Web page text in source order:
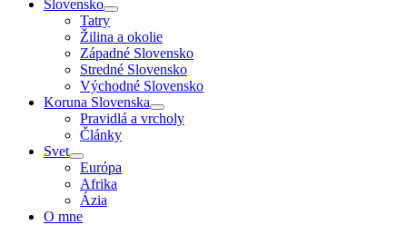
Slovensko
Tatry
Žilina a okolie
Západné Slovensko
Stredné Slovensko
Východné Slovensko
Koruna Slovenska
Pravidlá a vrcholy
Články
Svet
Európa
Afrika
Ázia
O mne